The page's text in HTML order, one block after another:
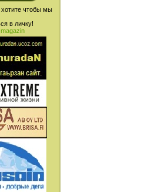
чтобы мы
в личку!